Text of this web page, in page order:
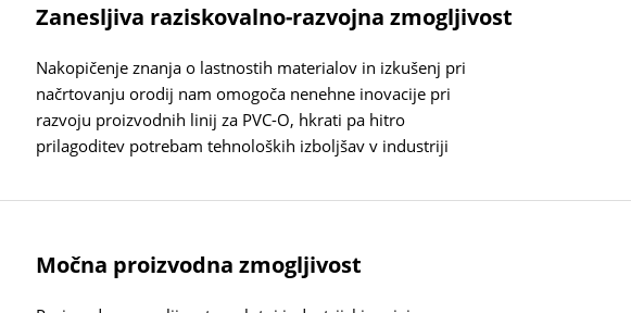
Zanesljiva raziskovalno-razvojna zmogljivost
Nakopičenje znanja o lastnostih materialov in izkušenj pri
načrtovanju orodij nam omogoča nenehne inovacije pri
razvoju proizvodnih linij za PVC-O, hkrati pa hitro
prilagoditev potrebam tehnoloških izboljšav v industriji
Močna proizvodna zmogljivost